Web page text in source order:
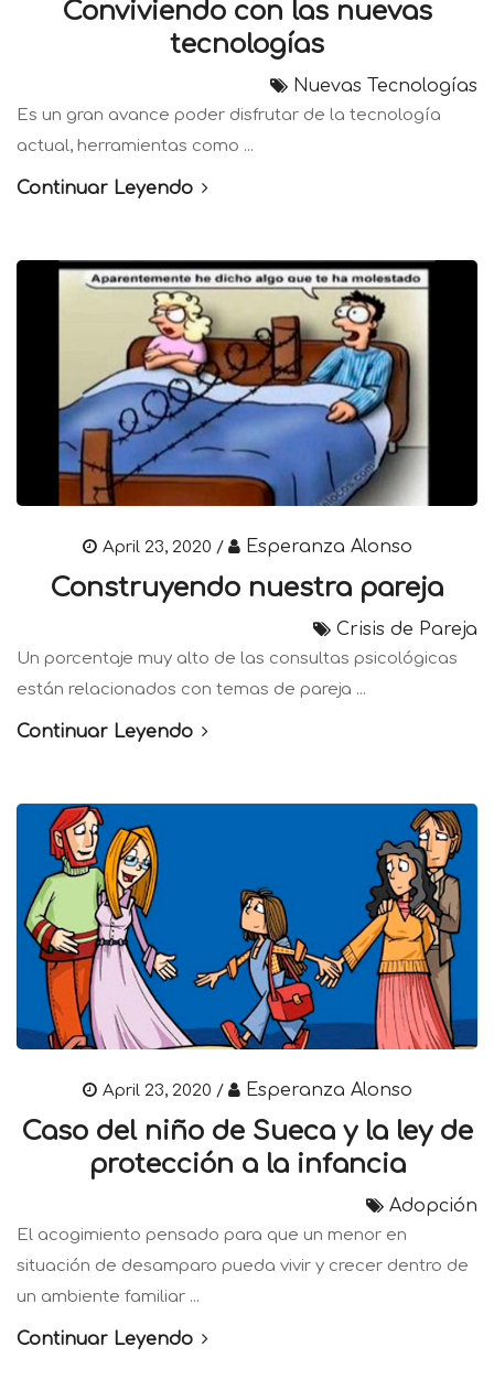
Conviviendo con las nuevas
tecnologías
Nuevas Tecnologías
Es un gran avance poder disfrutar de la tecnología
actual, herramientas como ...
Continuar Leyendo
April 23, 2020 / Esperanza Alonso
Construyendo nuestra pareja
Crisis de Pareja
Un porcentaje muy alto de las consultas psicológicas
están relacionados con temas de pareja ...
Continuar Leyendo
April 23, 2020 / Esperanza Alonso
Caso del niño de Sueca y la ley de
protección a la infancia
Adopción
El acogimiento pensado para que un menor en
situación de desamparo pueda vivir y crecer dentro de
un ambiente familiar ...
Continuar Leyendo